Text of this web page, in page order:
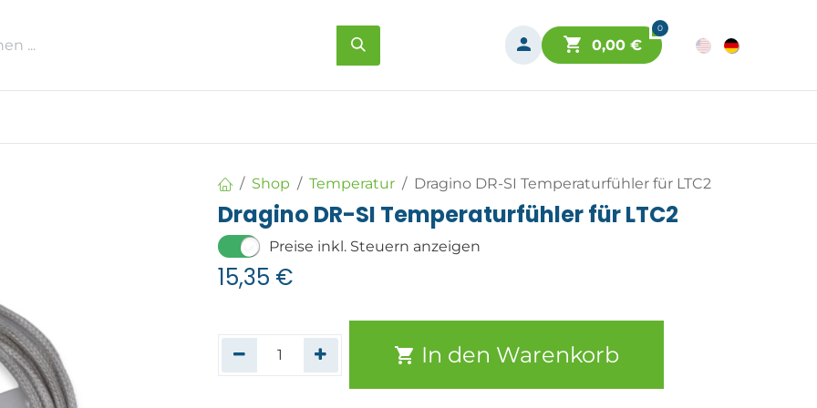
0
0,00€
Shop Temperatur Dragino DR-SI Temperaturfühler für LTC2
Dragino DR-SI Temperaturfühler für LTC2
Preise inkl. Steuern anzeigen
15,35 €
In den Warenkorb